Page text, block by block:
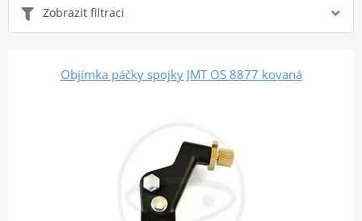
Zobrazit filtraci
Objímka páčky spojky JMT OS 8877 kovaná